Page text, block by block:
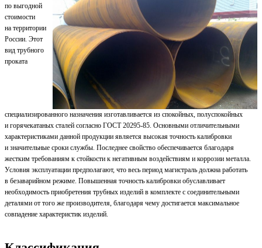
по выгодной
стоимости
на территории
России. Этот
вид трубного
проката
специализированного назначения изготавливается из спокойных, полуспокойных
и горячекатаных сталей согласно ГОСТ 20295-85. Основными отличительными
характеристиками данной продукции является высокая точность калибровки
и значительные сроки службы. Последнее свойство обеспечивается благодаря
жестким требованиям к стойкости к негативным воздействиям и коррозии металла.
Условия эксплуатации предполагают, что весь период магистраль должна работать
в безаварийном режиме. Повышенная точность калибровки обуславливает
необходимость приобретения трубных изделий в комплекте с соединительными
деталями от того же производителя, благодаря чему достигается максимальное
совпадение характеристик изделий.